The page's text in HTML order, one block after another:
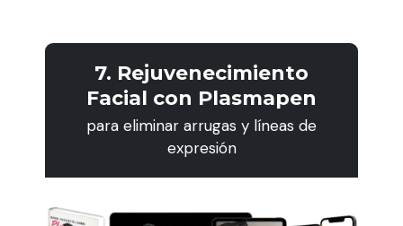
7. Rejuvenecimiento
Facial con Plasmapen
para eliminar arrugas y líneas de
expresión